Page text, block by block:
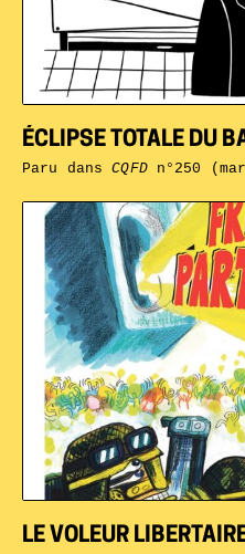
LE VOLEUR
ÉCLIPSE TOTALE DU
Paru dansCQFDn°250